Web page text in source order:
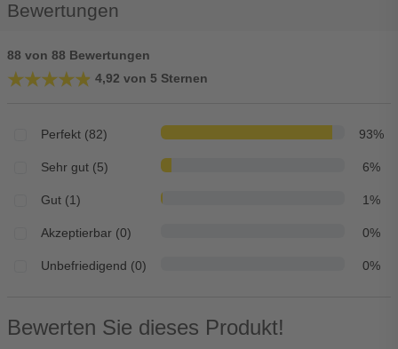
Bewertungen
88 von 88 Bewertungen
★★★★★
★★★★★ 4,92 von 5 Sternen
Perfekt (82) 93%
Sehr gut (5) 6%
Gut (1) 1%
Akzeptierbar (0) 0%
Unbefriedigend (0) 0%
Bewerten Sie dieses Produkt!